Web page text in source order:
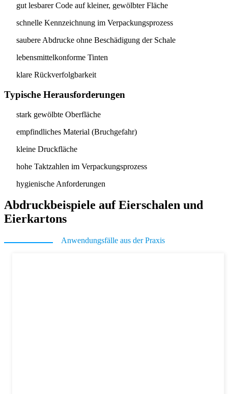
gut lesbarer Code auf kleiner, gewölbter Fläche
schnelle Kennzeichnung im Verpackungsprozess
saubere Abdrucke ohne Beschädigung der Schale
lebensmittelkonforme Tinten
klare Rückverfolgbarkeit
Typische Herausforderungen
stark gewölbte Oberfläche
empfindliches Material (Bruchgefahr)
kleine Druckfläche
hohe Taktzahlen im Verpackungsprozess
hygienische Anforderungen
Abdruckbeispiele auf Eierschalen und
Eierkartons
Anwendungsfälle aus der Praxis